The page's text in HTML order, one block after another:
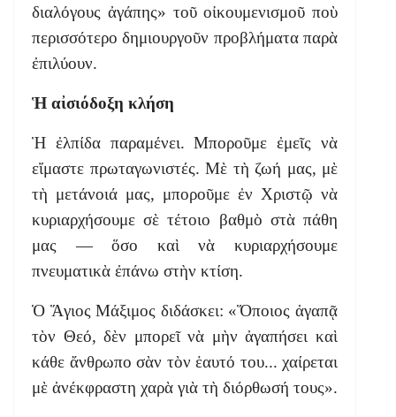
διαλόγους ἀγάπης» τοῦ οἰκουμενισμοῦ ποὺ
περισσότερο δημιουργοῦν προβλήματα παρὰ
ἐπιλύουν.
Ἡ αἰσιόδοξη κλήση
Ἡ ἐλπίδα παραμένει. Μποροῦμε ἐμεῖς νὰ
εἴμαστε πρωταγωνιστές. Μὲ τὴ ζωή μας, μὲ
τὴ μετάνοιά μας, μποροῦμε ἐν Χριστῷ νὰ
κυριαρχήσουμε σὲ τέτοιο βαθμὸ στὰ πάθη
μας — ὅσο καὶ νὰ κυριαρχήσουμε
πνευματικὰ ἐπάνω στὴν κτίση.
Ὁ Ἅγιος Μάξιμος διδάσκει: «Ὅποιος ἀγαπᾷ
τὸν Θεό, δὲν μπορεῖ νὰ μὴν ἀγαπήσει καὶ
κάθε ἄνθρωπο σὰν τὸν ἑαυτό του... χαίρεται
μὲ ἀνέκφραστη χαρὰ γιὰ τὴ διόρθωσή τους».